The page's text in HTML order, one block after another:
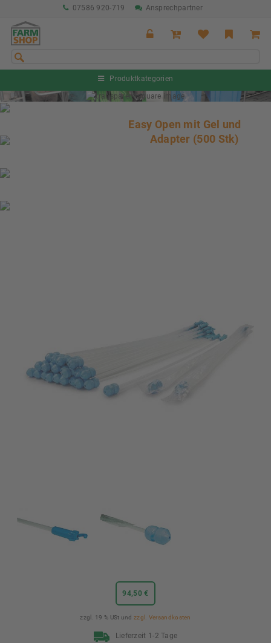
07586 920-719 Ansprechpartner
Produktkategorien
Easy Open mit Gel und
Adapter (500 Stk)
94,50 €
zzgl. 19 % USt und zzgl. Versandkosten
Lieferzeit 1-2 Tage